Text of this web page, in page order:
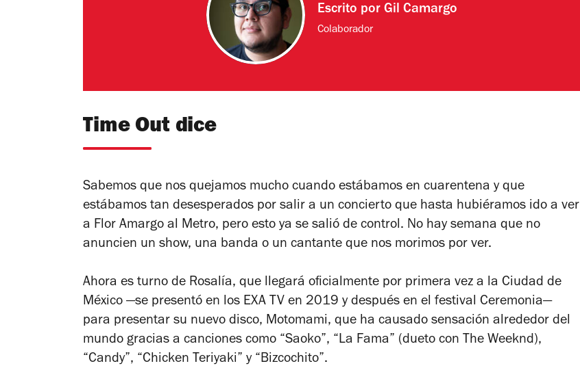
Escrito porGil Camargo
Colaborador
Time Out dice
Sabemos que nos quejamos mucho cuando estábamos en cuarentena y que
estábamos tan desesperados por salir a un concierto que hasta hubiéramos ido a ver
a Flor Amargo al Metro, pero esto ya se salió de control. No hay semana que no
anuncien un show, una banda o un cantante que nos morimos por ver.
Ahora es turno de Rosalía, que llegará oficialmente por primera vez a la Ciudad de
México —se presentó en los EXA TV en 2019 y después en el festival Ceremonia—
para presentar su nuevo disco, Motomami, que ha causado sensación alrededor del
mundo gracias a canciones como “Saoko”, “La Fama” (dueto con The Weeknd),
“Candy”, “Chicken Teriyaki” y “Bizcochito”.